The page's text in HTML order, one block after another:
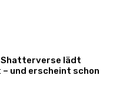
Shatterverse lädt
und erscheint schon